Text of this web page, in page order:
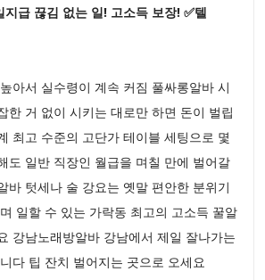
급 끊김 없는 일! 고소득 보장! ✅텔
아서 실수령이 계속 커짐 풀싸롱알바 시
한 거 없이 시키는 대로만 하면 돈이 벌립
최고 수준의 고단가 테이블 세팅으로 몇
도 일반 직장인 월급을 며칠 만에 벌어갈
바 텃세나 술 강요는 옛말 편안한 분위기
일할 수 있는 가락동 최고의 고소득 꿀알
강남노래방알바 강남에서 제일 잘나가는
다 팁 잔치 벌어지는 곳으로 오세요